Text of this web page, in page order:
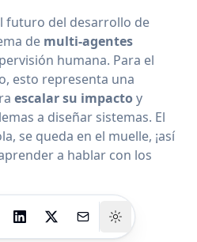
futuro del desarrollo de
de multi-agentes
humana. Para el
esto representa una
escalar su impactoy
a diseñar sistemas. El
se queda en el muelle, ¡así
a hablar con los